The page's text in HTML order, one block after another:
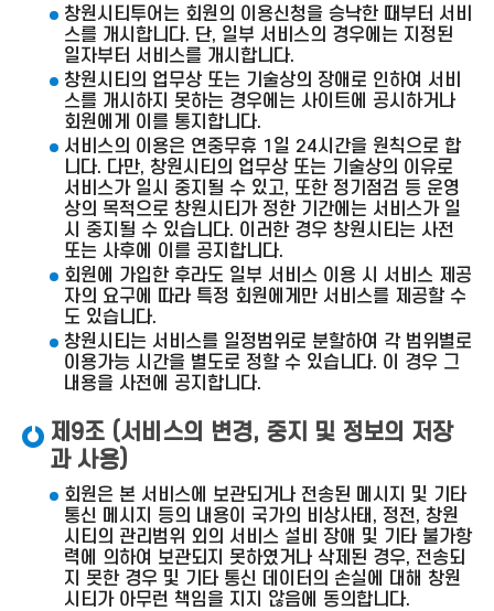
창원시티투어는 회원의 이용신청을 승낙한 때부터 서비
스를 개시합니다. 단, 일부 서비스의 경우에는 지정된
일자부터 서비스를 개시합니다.
창원시티의 업무상 또는 기술상의 장애로 인하여 서비
스를 개시하지 못하는 경우에는 사이트에 공시하거나
회원에게 이를 통지합니다.
서비스의 이용은 연중무휴 1일 24시간을 원칙으로 합
니다. 다만, 창원시티의 업무상 또는 기술상의 이유로
서비스가 일시 중지될 수 있고, 또한 정기점검 등 운영
상의 목적으로 창원시티가 정한 기간에는 서비스가 일
시 중지될 수 있습니다. 이러한 경우 창원시티는 사전
또는 사후에 이를 공지합니다.
회원에 가입한 후라도 일부 서비스 이용 시 서비스 제공
자의 요구에 따라 특정 회원에게만 서비스를 제공할 수
도 있습니다.
창원시티는 서비스를 일정범위로 분할하여 각 범위별로
이용가능 시간을 별도로 정할 수 있습니다. 이 경우 그
내용을 사전에 공지합니다.
제9조 (서비스의 변경, 중지 및 정보의 저장
과 사용)
회원은 본 서비스에 보관되거나 전송된 메시지 및 기타
통신 메시지 등의 내용이 국가의 비상사태, 정전, 창원
시티의 관리범위 외의 서비스 설비 장애 및 기타 불가항
력에 의하여 보관되지 못하였거나 삭제된 경우, 전송되
지 못한 경우 및 기타 통신 데이터의 손실에 대해 창원
시티가 아무런 책임을 지지 않음에 동의합니다.